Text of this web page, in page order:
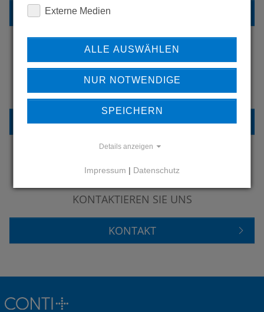
ZURÜCK ZUR ÜBERSICHT
ERFAHREN SIE MEHR ÜBER
UNSERE REFERENZEN
REFERENZEN
KONTAKTIEREN SIE UNS
KONTAKT
Externe Medien
ALLE AUSWÄHLEN
NUR NOTWENDIGE
SPEICHERN
Details anzeigen
Impressum | Datenschutz